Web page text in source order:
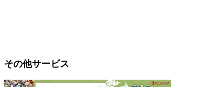
その他サービス